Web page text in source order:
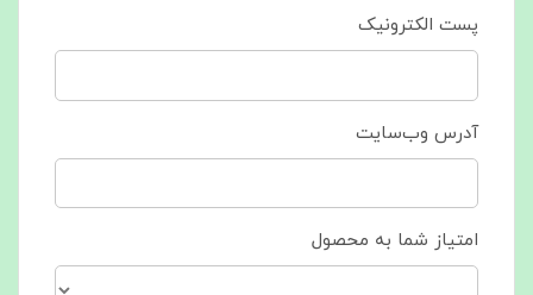
پست الکترونیک
آدرس وب‌سایت
امتیاز شما به محصول